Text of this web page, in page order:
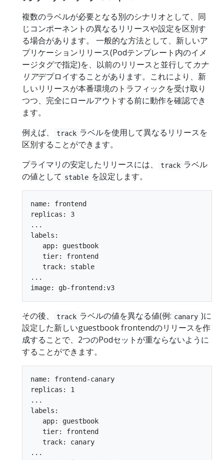
複数のラベルが必要となる別のシナリオとして、同
じコンポーネントの異なるリリースや設定を区別す
る場合があります。 一般的な方法として、新しいア
プリケーションリリース(Podテンプレート内のイメ
ージタグで指定)を、以前のリリースと並行してカナ
リアデプロイすることがあります。これにより、新
しいリリースが本番環境のトラフィックを受け取り
つつ、完全にロールアウトする前に動作を確認でき
ます。
例えば、
track ラベルを使用して異なるリリースを
区別することができます。
プライマリの安定したリリースには、
track ラベル
の値として stable を設定します。
name: frontend
replicas: 3
...
labels:
   app: guestbook
   tier: frontend
   track: stable
...
その後、 track ラベルの値を異なる値(例: canary )に
設定した新しいguestbook frontendのリリースを作
成することで、2つのPodセットが重ならないように
することができます。
name: frontend-canary
replicas: 1
...
labels:
   app: guestbook
   tier: frontend
   track: canary
...